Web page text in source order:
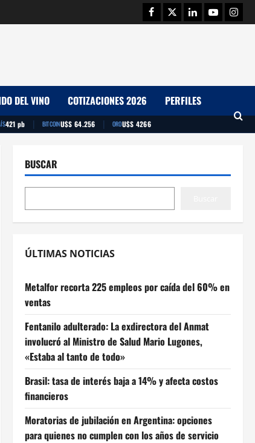
Facebook
TwitterLinkedinYoutube
DEL VINO COTIZACIONES 2026 PERFILES
421 pb | BITCOINU$S 64.256 | OROU$S 4266
BUSCAR
ÚLTIMAS NOTICIAS
Metalfor recorta 225 empleos por caída del 60% en
ventas
Fentanilo adulterado: La exdirectora del Anmat
involucró al Ministro de Salud Mario Lugones,
«Estaba al tanto de todo»
Brasil: tasa de interés baja a 14% y afecta costos
financieros
Moratorias de jubilación en Argentina: opciones
para quienes no cumplen con los años de servicio